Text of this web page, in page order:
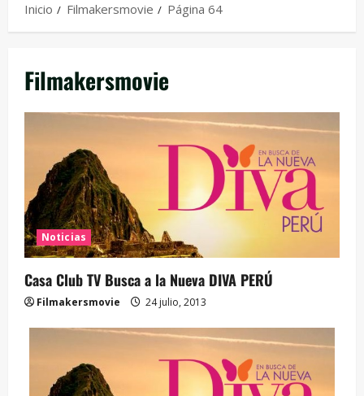
Inicio Filmakersmovie Página 64
Filmakersmovie
Noticias
Casa Club TV Busca a la Nueva DIVA PERÚ
Filmakersmovie 24 julio, 2013